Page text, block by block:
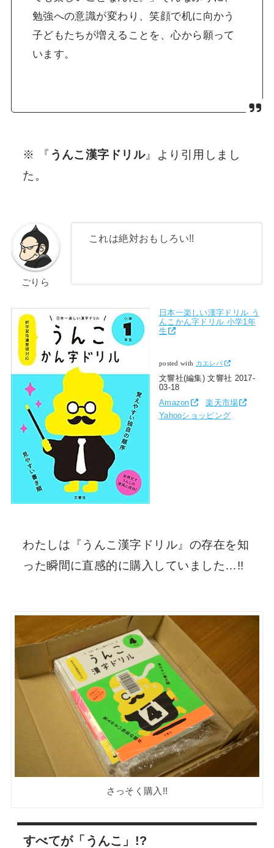
勉強への意識が変わり、笑顔で机に向かう
子どもたちが増えることを、心から願って
います。
※ 『 うんこ漢字ドリル』より引用しまし
た。
ごりら
これは絶対おもしろい!!
日本一楽しい漢字ドリル う
んこかん字ドリル 小学1年
生
posted with カエレバ
文響社(編集) 文響社 2017-
03-18
Amazon
楽天市場
Yahooショッピング
わたしは『うんこ漢字ドリル』の存在を知
った瞬間に直感的に購入していました…!!
さっそく購入!!
すべてが「うんこ」!?